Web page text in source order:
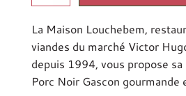
Noir
Gascon
quantity
La Maison Louchebem,
viandes du marché Victor
depuis 1994, vous propose
Porc Noir Gascon gourmande